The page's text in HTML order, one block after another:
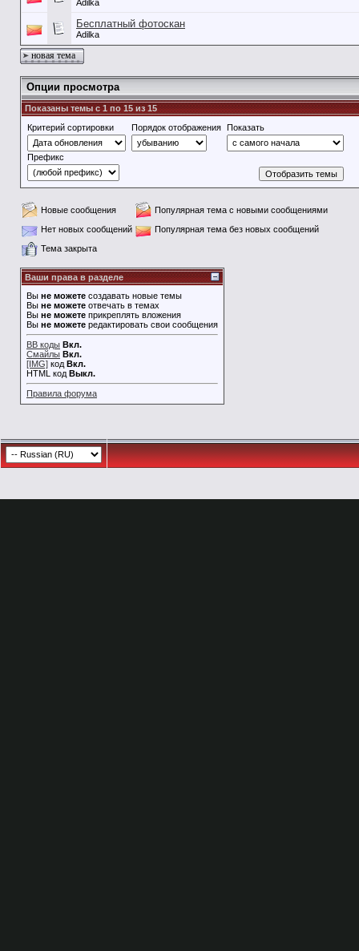
Adilka
Бесплатный фотоскан
Adilka
новая тема
Опции просмотра
Показаны темы с 1 по 15 из 15
Критерий сортировки
Порядок отображения Показать
Префикс
Новые сообщения
Популярная тема с новыми сообщениями
Нет новых сообщений
Популярная тема без новых сообщений
Тема закрыта
Ваши права в разделе
Вы не можете создавать новые темы
Вы не можете отвечать в темах
Вы не можете прикреплять вложения
Вы не можете редактировать свои сообщения
BB коды Вкл.
Смайлы Вкл.
[IMG] код Вкл.
HTML код Выкл.
Правила форума